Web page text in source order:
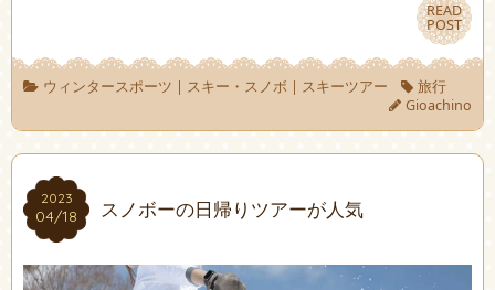
READ
POST
READ
POST
ウィンタースポーツ | スキー・スノボ | スキーツアー
旅行
Gioachino
2023
04/18
2023
04/18 スノボーの日帰りツアーが人気